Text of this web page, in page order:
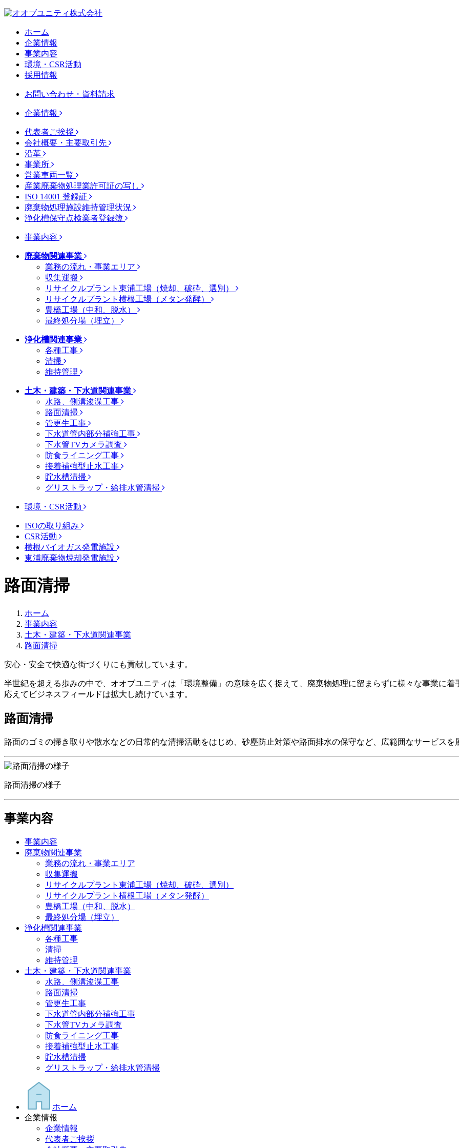
ホーム
企業情報
事業内容
環境・CSR活動
採用情報
お問い合わせ・資料請求
企業情報
代表者ご挨拶
会社概要・主要取引先
沿革
事業所
営業車両一覧
産業廃棄物処理業許可証の写し
ISO 14001 登録証
廃棄物処理施設維持管理状況
浄化槽保守点検業者登録簿
事業内容
廃棄物関連事業
業務の流れ・事業エリア
収集運搬
リサイクルプラント東浦工場（焼却、破砕、選別）
リサイクルプラント横根工場（メタン発酵）
豊橋工場（中和、脱水）
最終処分場（埋立）
浄化槽関連事業
各種工事
清掃
維持管理
土木・建築・下水道関連事業
水路、側溝浚渫工事
路面清掃
管更生工事
下水道管内部分補強工事
下水管TVカメラ調査
防食ライニング工事
接着補強型止水工事
貯水槽清掃
グリストラップ・給排水管清掃
環境・CSR活動
ISOの取り組み
CSR活動
横根バイオガス発電施設
東浦廃棄物焼却発電施設
路面清掃
ホーム
事業内容
土木・建築・下水道関連事業
路面清掃
安心・安全で快適な街づくりにも貢献しています。
半世紀を超える歩みの中で、オオブユニティは「環境整備」の意味を広く捉えて、廃棄物処理に留まらずに様々な事業に
応えてビジネスフィールドは拡大し続けています。
路面清掃
路面のゴミの掃き取りや散水などの日常的な清掃活動をはじめ、砂塵防止対策や路面排水の保守など、広範囲なサービスを
路面清掃の様子
事業内容
事業内容
廃棄物関連事業
業務の流れ・事業エリア
収集運搬
リサイクルプラント東浦工場（焼却、破砕、選別）
リサイクルプラント横根工場（メタン発酵）
豊橋工場（中和、脱水）
最終処分場（埋立）
浄化槽関連事業
各種工事
清掃
維持管理
土木・建築・下水道関連事業
水路、側溝浚渫工事
路面清掃
管更生工事
下水道管内部分補強工事
下水管TVカメラ調査
防食ライニング工事
接着補強型止水工事
貯水槽清掃
グリストラップ・給排水管清掃
ホーム
企業情報
企業情報
代表者ご挨拶